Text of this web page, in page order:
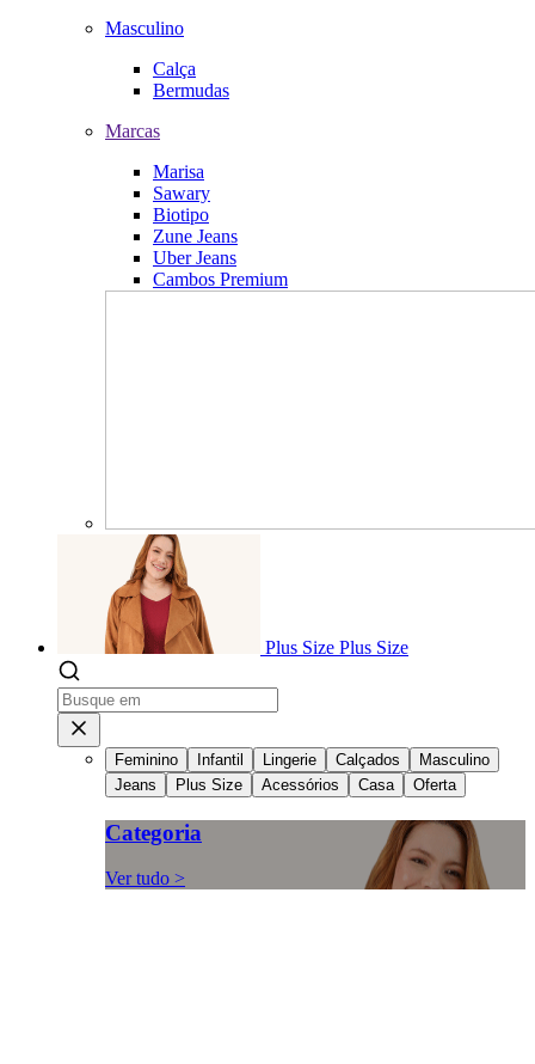
Masculino
Calça
Bermudas
Marcas
Marisa
Sawary
Biotipo
Zune Jeans
Uber Jeans
Cambos Premium
Plus Size Plus Size
Feminino Infantil Lingerie Calçados
Masculino
Jeans
Plus Size Acessórios Casa Oferta
Categoria
Ver tudo >